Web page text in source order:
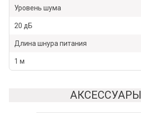
Уровень шума
20 дБ
Длина шнура питания
1 м
АКСЕССУАРЫ